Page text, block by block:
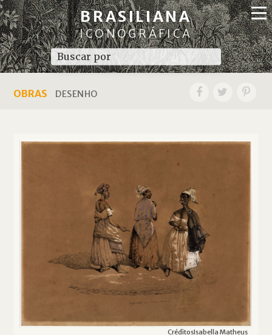
BRASILIANA
ICONOGRÁFICA
OBRAS DESENHO
CréditosIsabella Matheus